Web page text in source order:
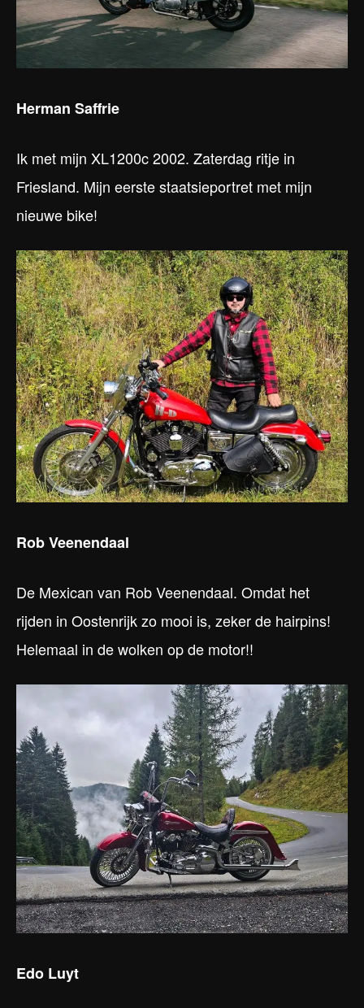
Herman Saffrie
Ik met mijn XL1200c 2002. Zaterdag ritje in
Friesland. Mijn eerste staatsieportret met mijn
nieuwe bike!
Rob Veenendaal
De Mexican van Rob Veenendaal. Omdat het
rijden in Oostenrijk zo mooi is, zeker de hairpins!
Helemaal in de wolken op de motor!!
Edo Luyt